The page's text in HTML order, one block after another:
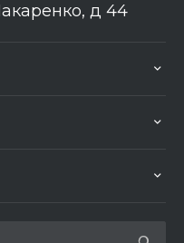
д 44